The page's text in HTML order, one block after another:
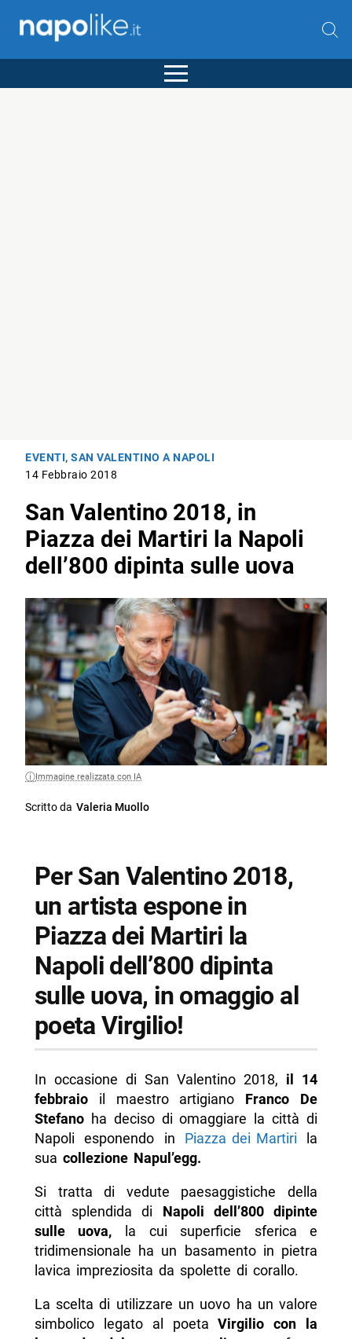
EVENTI,SAN VALENTINO A NAPOLI
14 Febbraio 2018
San Valentino 2018, in
Piazza dei Martiri la Napoli
dell’800 dipinta sulle uova
Immagine realizzata con IA
Scritto da Valeria Muollo
Per San Valentino 2018,
un artista espone in
Piazza dei Martiri la
Napoli dell’800 dipinta
sulle uova, in omaggio al
poeta Virgilio!
In occasione di San Valentino 2018, il 14
febbraioil maestro artigiano Franco De
Stefanoha deciso di omaggiare la città di
Napoli esponendo in Piazza dei Martiri la
sua collezione Napul’egg.
Si tratta di vedute paesaggistiche della
città splendida di Napoli dell’800 dipinte
sulle uova, la cui superficie sferica e
tridimensionale ha un basamento in pietra
lavica impreziosita da spolette di corallo.
La scelta di utilizzare un uovo ha un valore
simbolico legato al poetaVirgilio con la